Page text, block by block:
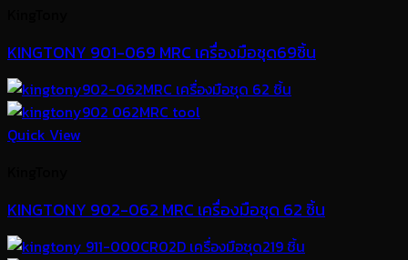
KINGTONY 901-069 MRC เครื่องมือชุด69ชิ้น
Quick View
KINGTONY 902-062 MRC เครื่องมือชุด 62 ชิ้น